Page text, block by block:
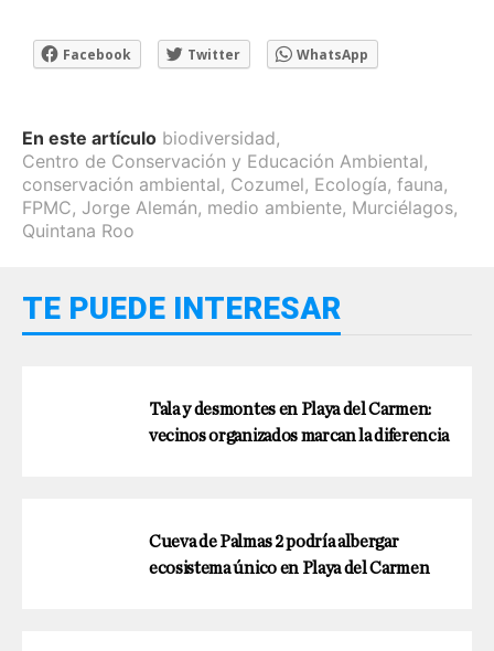
Facebook Twitter WhatsApp
En este artículo biodiversidad,
Centro de Conservación y Educación Ambiental,
conservación ambiental, Cozumel, Ecología, fauna,
FPMC, Jorge Alemán, medio ambiente, Murciélagos,
Quintana Roo
TE PUEDE INTERESAR
Tala y desmontes en Playa del Carmen:
vecinos organizados marcan la diferencia
Cueva de Palmas 2 podría albergar
ecosistema único en Playa del Carmen